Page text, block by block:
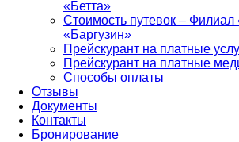
«Бетта»
Стоимость путевок –
«Баргузин»
Прейскурант на платные
Прейскурант на платные
Способы оплаты
Отзывы
Документы
Контакты
Бронирование